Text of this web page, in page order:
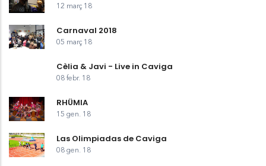
12 març 18
Carnaval 2018
05 març 18
Cèlia & Javi - Live in Caviga
08 febr. 18
RHÜMIA
15 gen. 18
Las Olimpiadas de Caviga
08 gen. 18